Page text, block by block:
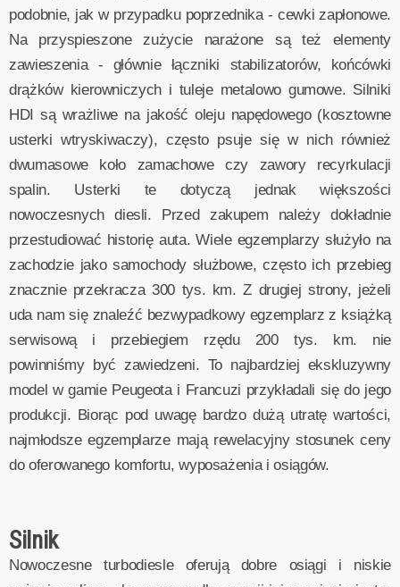
podobnie, jak w przypadku poprzednika - cewki zapłonowe.
Na przyspieszone zużycie narażone są też elementy
zawieszenia - głównie łączniki stabilizatorów, końcówki
drążków kierowniczych i tuleje metalowo gumowe. Silniki
HDI są wrażliwe na jakość oleju napędowego (kosztowne
usterki wtryskiwaczy), często psuje się w nich również
dwumasowe koło zamachowe czy zawory recyrkulacji
spalin. Usterki te dotyczą jednak większości
nowoczesnych diesli. Przed zakupem należy dokładnie
przestudiować historię auta. Wiele egzemplarzy służyło na
zachodzie jako samochody służbowe, często ich przebieg
znacznie przekracza 300 tys. km. Z drugiej strony, jeżeli
uda nam się znaleźć bezwypadkowy egzemplarz z książką
serwisową i przebiegiem rzędu 200 tys. km. nie
powinniśmy być zawiedzeni. To najbardziej ekskluzywny
model w gamie Peugeota i Francuzi przykładali się do jego
produkcji. Biorąc pod uwagę bardzo dużą utratę wartości,
najmłodsze egzemplarze mają rewelacyjny stosunek ceny
do oferowanego komfortu, wyposażenia i osiągów.
Silnik
Nowoczesne turbodiesle oferują dobre osiągi i niskie